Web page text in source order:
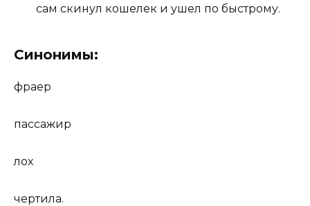
сам скинул кошелек и ушел по быстрому.
Синонимы:
фраер
пассажир
лох
чертила.